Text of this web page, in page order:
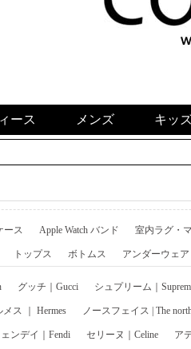
ース メンズ キッ
ース Apple Watch バンド 室内ラグ・
トップス ボトムス アンダーウェア
グッチ｜Gucci シュプリーム｜
メス ｜ Hermes ノースフェイス | The
ンデイ｜Fendi セリーヌ｜Celine ア